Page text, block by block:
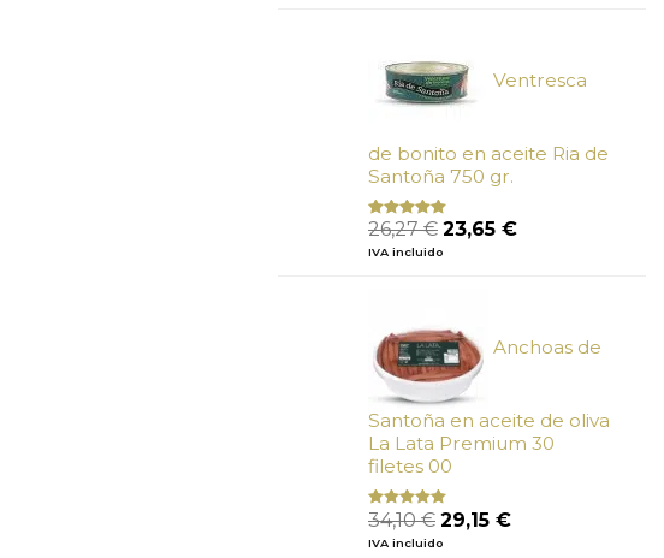
Ventresca
de bonito en aceite Ria de
Santoña 750 gr.
Valorado
con
5
26,27€ El
precio
23,65 €El
IVA incluido
Anchoas de
Santoña en aceite de oliva
La Lata Premium 30
filetes 00
Valorado
con
de 5
34,10€ El
precio
29,15 €El
IVA incluido